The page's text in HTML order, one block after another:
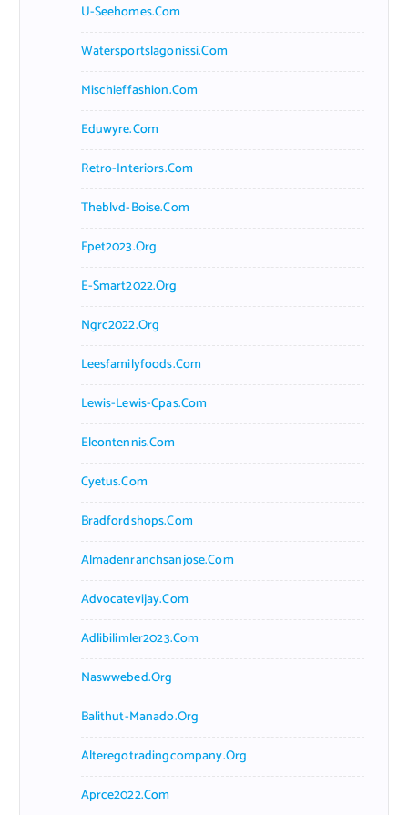
U-Seehomes.com
Watersportslagonissi.com
Mischieffashion.com
Eduwyre.com
Retro-Interiors.com
Theblvd-Boise.com
Fpet2023.org
E-Smart2022.org
Ngrc2022.org
Leesfamilyfoods.com
Lewis-Lewis-Cpas.com
Eleontennis.com
Cyetus.com
Bradfordshops.com
Almadenranchsanjose.com
Advocatevijay.com
Adlibilimler2023.com
Naswwebed.org
Balithut-Manado.org
Alteregotradingcompany.org
Aprce2022.com